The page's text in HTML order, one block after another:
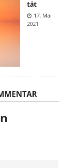
tät
17. Mai
2021